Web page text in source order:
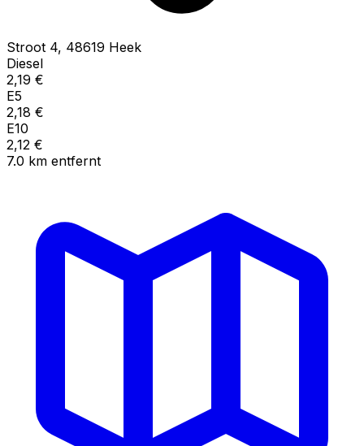
Stroot 4, 48619 Heek
Diesel
2,19 €
E5
2,18 €
E10
2,12 €
7.0 km entfernt